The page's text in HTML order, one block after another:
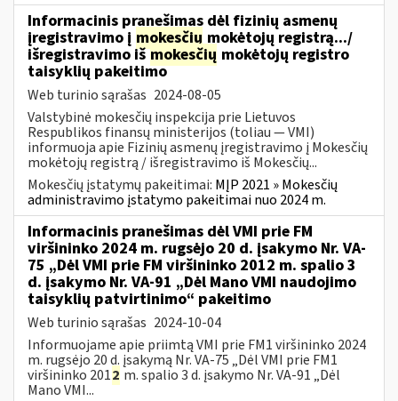
Informacinis pranešimas dėl fizinių asmenų
įregistravimo į mokesčių mokėtojų registrą.../
išregistravimo išmokesčių mokėtojų registro
taisyklių pakeitimo
Web turinio sąrašas 2024-08-05
Valstybinė mokesčių inspekcija prie Lietuvos
Respublikos finansų ministerijos (toliau — VMI)
informuoja apie Fizinių asmenų įregistravimo į Mokesčių
mokėtojų registrą / išregistravimo iš Mokesčių...
Mokesčių įstatymų pakeitimai: MĮP 2021 » Mokesčių
administravimo įstatymo pakeitimai nuo 2024 m.
Informacinis pranešimas dėl VMI prie FM
viršininko 2024 m. rugsėjo 20 d. įsakymo Nr. VA-
75 „Dėl VMI prie FM viršininko 2012 m. spalio 3
d. įsakymo Nr. VA-91 „Dėl Mano VMI naudojimo
taisyklių patvirtinimo“ pakeitimo
Web turinio sąrašas 2024-10-04
Informuojame apie priimtą VMI prie FM1 viršininko 2024
m. rugsėjo 20 d. įsakymą Nr. VA-75 „Dėl VMI prie FM1
viršininko 2012 m. spalio 3 d. įsakymo Nr. VA-91 „Dėl
Mano VMI...